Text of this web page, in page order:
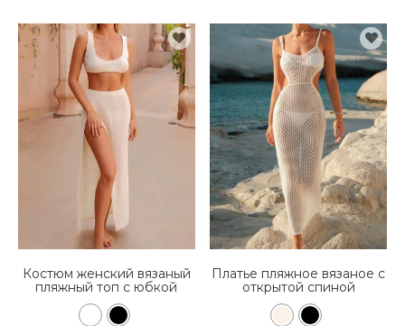
Костюм женский вязаный
пляжный топ с юбкой
Платье пляжное вязаное с
открытой спиной